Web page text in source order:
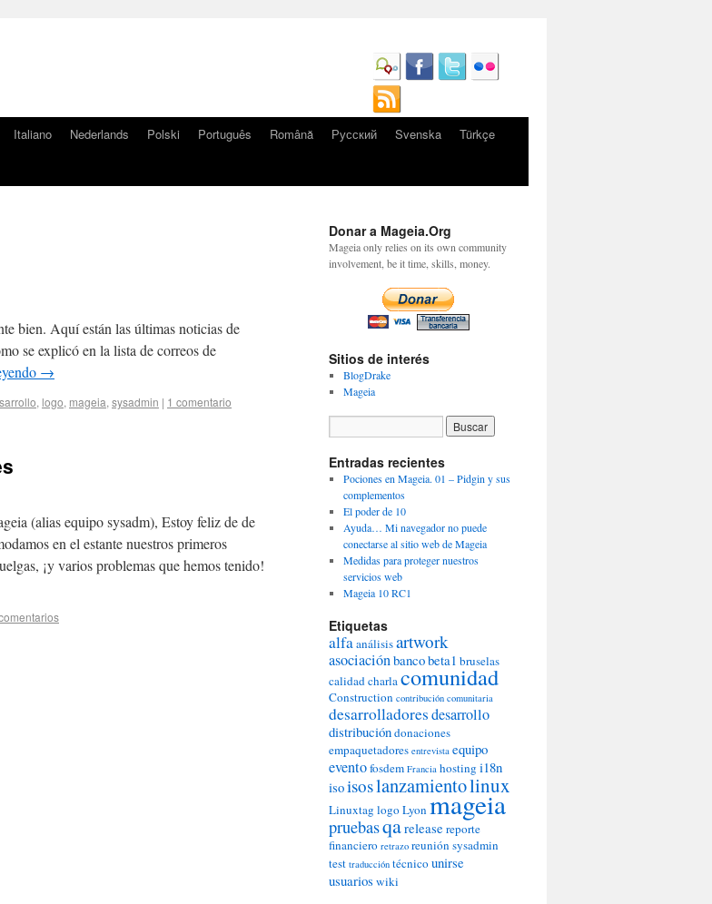
Italiano Nederlands Polski Português Română Русский Svenska
Türkçe
bien. Aquí están las últimas noticias de
se explicó en la lista de correos de
→
, logo, mageia, sysadmin | 1 comentario
(alias equipo sysadm), Estoy feliz de de
en el estante nuestros primeros
¡y varios problemas que hemos tenido!
Donar a Mageia.Org
Mageia only relies on its own community
involvement, be it time, skills, money.
Sitios de interés
BlogDrake
Mageia
Entradas recientes
Pociones en Mageia. 01 – Pidgin y sus
complementos
El poder de 10
Ayuda… Mi navegador no puede
conectarse al sitio web de Mageia
Medidas para proteger nuestros
servicios web
Mageia 10 RC1
Etiquetas
alfaanálisisartwork
asociaciónbancobeta1 bruselas
calidadcharlacomunidad
Construction contribución comunitaria
desarrolladoresdesarrollo
distribucióndonaciones
empaquetadores entrevista equipo
eventofosdem Francia hosting i18n
isoisoslanzamientolinux
Linuxtag logoLyonmageia
pruebasqareleasereporte
financiero retrazo reuniónsysadmin
test traducción técnicounirse
usuarios wiki